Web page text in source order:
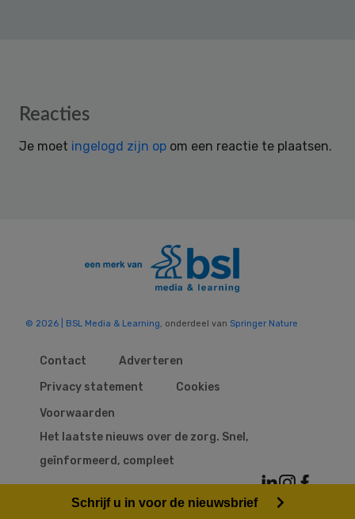
Reader
Reacties
Je moet ingelogd zijn op om een reactie te plaatsen.
© 2026 | BSL Media & Learning, onderdeel van Springer Nature
Contact
Adverteren
Privacy statement
Cookies
Voorwaarden
Het laatste nieuws over de zorg. Snel,
geïnformeerd, compleet
Schrijf u in voor de nieuwsbrief